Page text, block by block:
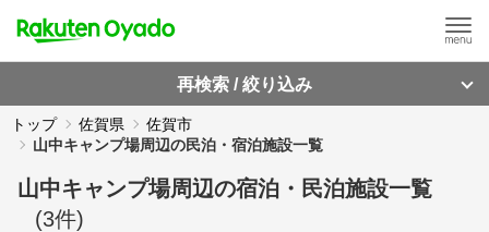
再検索 / 絞り込み
トップ 佐賀県
佐賀市
山中キャンプ場周辺の民泊・宿泊施設一覧
山中キャンプ場周辺の宿泊・民泊施設一覧
(3件)